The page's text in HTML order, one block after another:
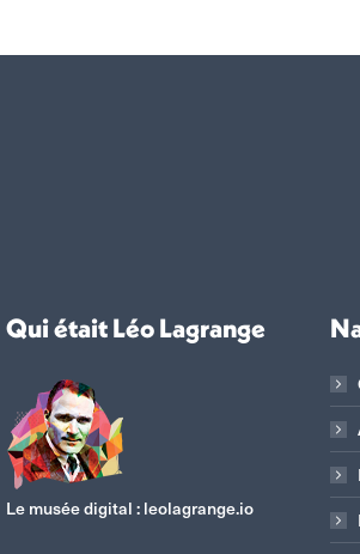
Qui était Léo Lagrange
Le musée digital : leolagrange.io